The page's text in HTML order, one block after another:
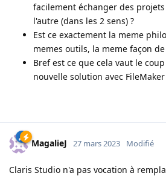
facilement échanger des
l'autre (dans les 2 sens) ?
Est ce exactement la meme
memes outils, la meme façon
Bref est ce que cela vaut le
nouvelle solution avec
MagalieJ 27 mars 2023 Modifié
Claris Studio n'a pas vocation à